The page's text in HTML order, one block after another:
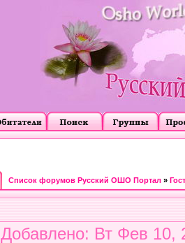
Список форумов Русский ОШО Портал »
Добавлено: Вт Фев 10,